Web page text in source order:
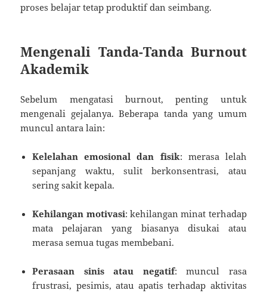
proses belajar tetap produktif dan seimbang.
Mengenali Tanda-Tanda Burnout
Akademik
Sebelum mengatasi burnout, penting untuk
mengenali gejalanya. Beberapa tanda yang umum
muncul antara lain:
Kelelahan emosional dan fisik: merasa lelah
sepanjang waktu, sulit berkonsentrasi, atau
sering sakit kepala.
Kehilangan motivasi: kehilangan minat terhadap
mata pelajaran yang biasanya disukai atau
merasa semua tugas membebani.
Perasaan sinis atau negatif: muncul rasa
frustrasi, pesimis, atau apatis terhadap aktivitas